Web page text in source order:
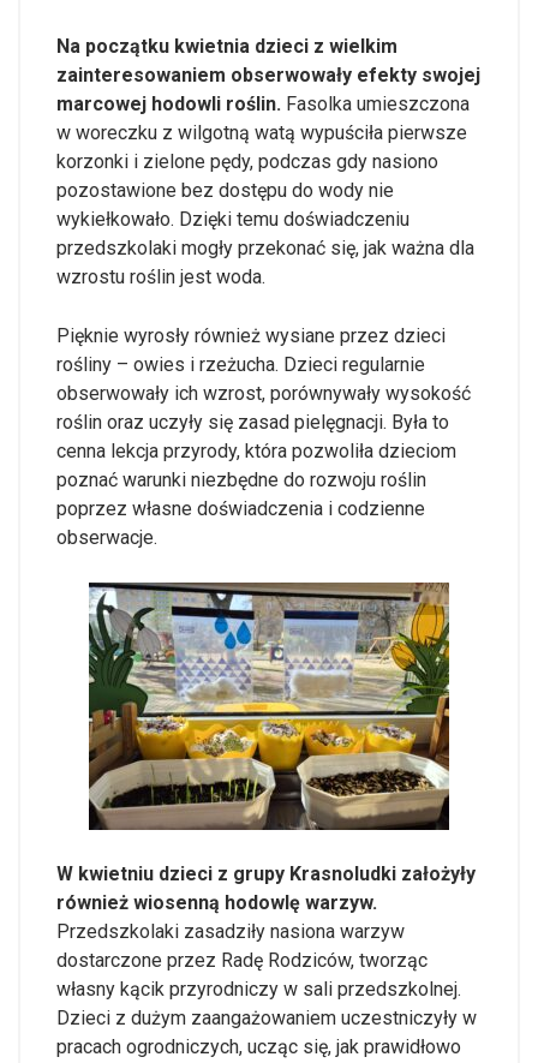
Na początku kwietnia dzieci z wielkim
zainteresowaniem obserwowały efekty swojej
marcowej hodowli roślin. Fasolka umieszczona
w woreczku z wilgotną watą wypuściła pierwsze
korzonki i zielone pędy, podczas gdy nasiono
pozostawione bez dostępu do wody nie
wykiełkowało. Dzięki temu doświadczeniu
przedszkolaki mogły przekonać się, jak ważna dla
wzrostu roślin jest woda.
Pięknie wyrosły również wysiane przez dzieci
rośliny – owies i rzeżucha. Dzieci regularnie
obserwowały ich wzrost, porównywały wysokość
roślin oraz uczyły się zasad pielęgnacji. Była to
cenna lekcja przyrody, która pozwoliła dzieciom
poznać warunki niezbędne do rozwoju roślin
poprzez własne doświadczenia i codzienne
obserwacje.
W kwietniu dzieci z grupy Krasnoludki założyły
również wiosenną hodowlę warzyw.
Przedszkolaki zasadziły nasiona warzyw
dostarczone przez Radę Rodziców, tworząc
własny kącik przyrodniczy w sali przedszkolnej.
Dzieci z dużym zaangażowaniem uczestniczyły w
pracach ogrodniczych, ucząc się, jak prawidłowo